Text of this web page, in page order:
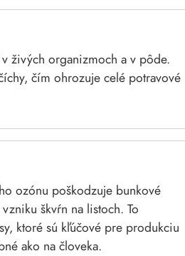
živých organizmoch a v pôde.
čím ohrozuje celé potravové
ozónu poškodzuje bunkové
škvŕn na listoch. To
ktoré sú kľúčové pre produkciu
ako na človeka.